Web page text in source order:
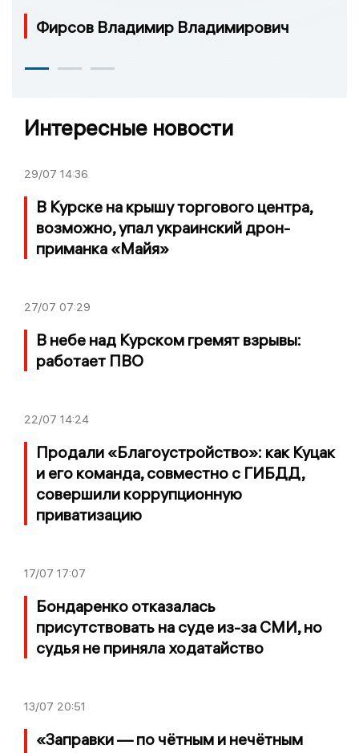
Фирсов Владимир Владимирович
Интересные новости
29/07 14:36
В Курске на крышу торгового центра,
возможно, упал украинский дрон-
приманка «Майя»
27/07 07:29
В небе над Курском гремят взрывы:
работает ПВО
22/07 14:24
Продали «Благоустройство»: как Куцак
и его команда, совместно с ГИБДД,
совершили коррупционную
приватизацию
17/07 17:07
Бондаренко отказалась
присутствовать на суде из-за СМИ, но
судья не приняла ходатайство
13/07 20:51
«Заправки — по чётным и нечётным